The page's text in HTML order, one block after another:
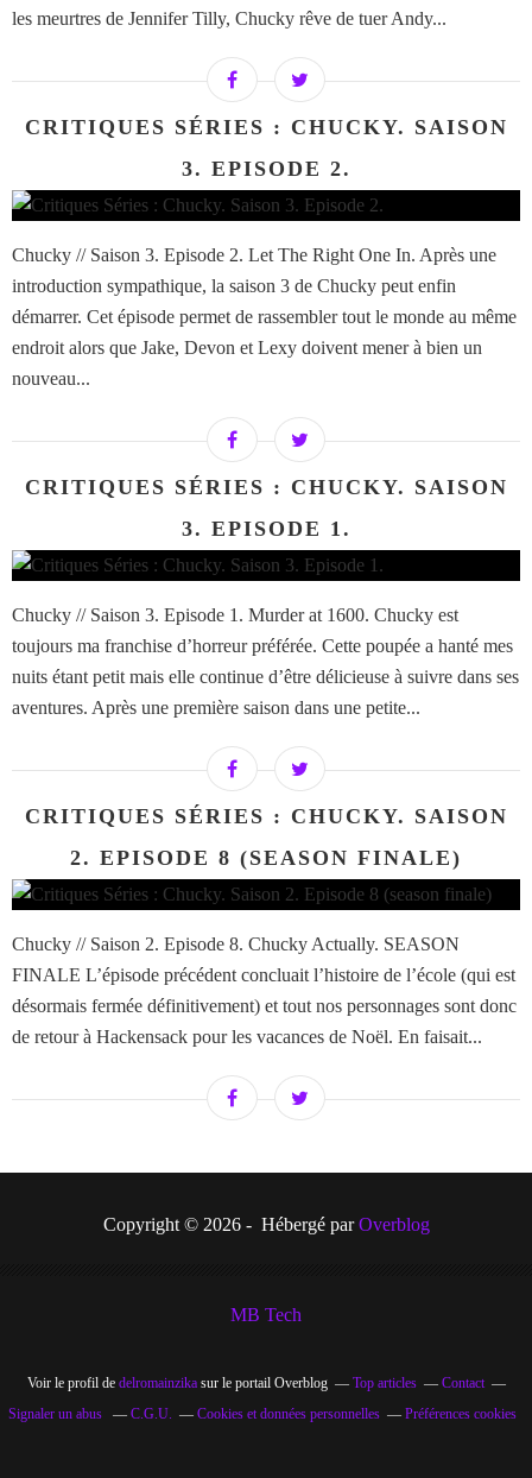
les meurtres de Jennifer Tilly, Chucky rêve de tuer Andy...
CRITIQUES SÉRIES : CHUCKY. SAISON
3. EPISODE 2.
Chucky // Saison 3. Episode 2. Let The Right One In. Après une
introduction sympathique, la saison 3 de Chucky peut enfin
démarrer. Cet épisode permet de rassembler tout le monde au même
endroit alors que Jake, Devon et Lexy doivent mener à bien un
nouveau...
CRITIQUES SÉRIES : CHUCKY. SAISON
3. EPISODE 1.
Chucky // Saison 3. Episode 1. Murder at 1600. Chucky est
toujours ma franchise d’horreur préférée. Cette poupée a hanté mes
nuits étant petit mais elle continue d’être délicieuse à suivre dans ses
aventures. Après une première saison dans une petite...
CRITIQUES SÉRIES : CHUCKY. SAISON
2. EPISODE 8 (SEASON FINALE)
Chucky // Saison 2. Episode 8. Chucky Actually. SEASON
FINALE L’épisode précédent concluait l’histoire de l’école (qui est
désormais fermée définitivement) et tout nos personnages sont donc
de retour à Hackensack pour les vacances de Noël. En faisait...
Copyright © 2026 - Hébergé parOverblog
MB Tech
Voir le profil de delromainzikasur le portail Overblog Top articles
Contact
Signaler un abus
C.G.U. Cookies et données personnelles Préférences cookies